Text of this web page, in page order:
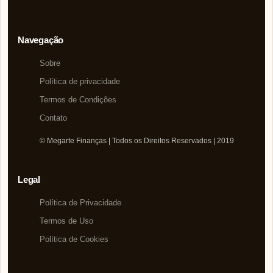
Navegação
Sobre
Política de privacidade
Termos de Condições
Contato
© Megarte Finanças | Todos os Direitos Reservados | 2019
Legal
Política de Privacidade
Termos de Uso
Política de Cookies